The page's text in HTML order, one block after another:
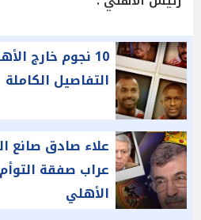
10 نجوم خارج
التفاصيل الكاملة
علاء صادق صانع
عراب صفقة
الأهلي